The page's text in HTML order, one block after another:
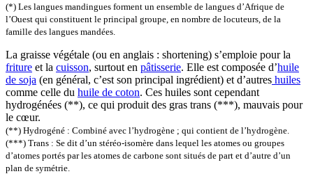
(*) Les langues mandingues forment un ensemble de langues d’Afrique de
l’Ouest qui constituent le principal groupe, en nombre de locuteurs, de la
famille des langues mandées.
La graisse végétale (ou en anglais : shortening) s’emploie pour la
friture et la cuisson, surtout en pâtisserie. Elle est composée d’huile
de soja (en général, c’est son principal ingrédient) et d’autres huiles
comme celle du huile de coton. Ces huiles sont cependant
hydrogénées (**), ce qui produit des gras trans (***), mauvais pour
le cœur.
(**) Hydrogéné : Combiné avec l’hydrogène ; qui contient de l’hydrogène.
(***) Trans : Se dit d’un stéréo-isomère dans lequel les atomes ou groupes
d’atomes portés par les atomes de carbone sont situés de part et d’autre d’un
plan de symétrie.